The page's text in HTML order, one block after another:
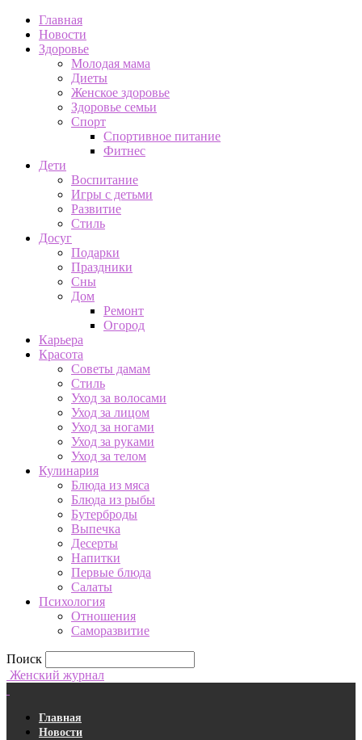
Главная
Новости
Здоровье
Молодая мама
Диеты
Женское здоровье
Здоровье семьи
Спорт
Спортивное питание
Фитнес
Дети
Воспитание
Игры с детьми
Развитие
Стиль
Досуг
Подарки
Праздники
Сны
Дом
Ремонт
Огород
Карьера
Красота
Советы дамам
Стиль
Уход за волосами
Уход за лицом
Уход за ногами
Уход за руками
Уход за телом
Кулинария
Блюда из мяса
Блюда из рыбы
Бутерброды
Выпечка
Десерты
Напитки
Первые блюда
Салаты
Психология
Отношения
Саморазвитие
Поиск
Женский журнал
Главная
Новости